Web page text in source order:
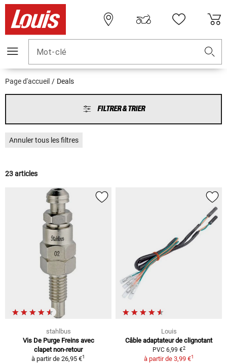
Mot-clé
Page d'accueil Deals
FILTRER & TRIER
Annuler tous les filtres
23 articles
stahlbus
Vis De Purge Freins avec
clapet non-retour
à partir de 26,95 €1
Louis
Câble adaptateur de clignotant
PVC 6,99 €2
à partir de 3,99 €1